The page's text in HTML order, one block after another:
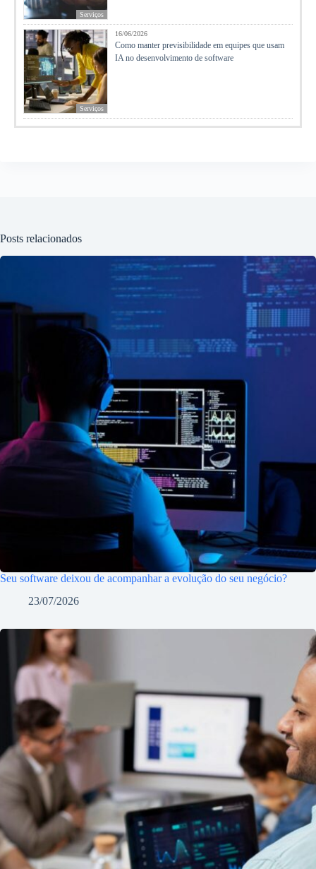
Serviços
Serviços
16/06/2026
Como manter previsibilidade em equipes que usam
IA no desenvolvimento de software
Posts relacionados
Seu software deixou de acompanhar a evolução do seu negócio?
23/07/2026